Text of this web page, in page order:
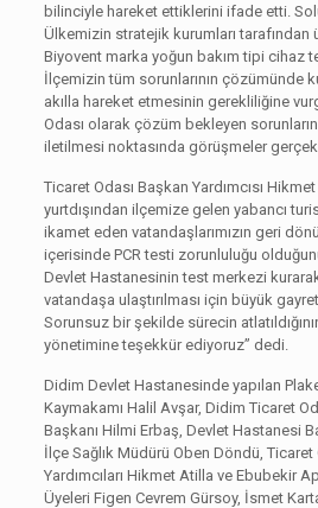
bilinciyle hareket ettiklerini ifade etti.
Ülkemizin stratejik kurumları tarafından
Biyovent marka yoğun bakım tipi cihaz
İlçemizin tüm sorunlarının çözümünde
akılla hareket etmesinin gerekliliğine
Odası olarak çözüm bekleyen
iletilmesi noktasında görüşmeler
Ticaret Odası Başkan Yardımcısı
yurtdışından ilçemize gelen yabancı
ikamet eden vatandaşlarımızın geri
içerisinde PCR testi zorunluluğu
Devlet Hastanesinin test merkezi kurarak
vatandaşa ulaştırılması için büyük
Sorunsuz bir şekilde sürecin
yönetimine teşekkür ediyoruz” dedi.
Didim Devlet Hastanesinde yapılan
Kaymakamı Halil Avşar, Didim Ticaret
Başkanı Hilmi Erbaş, Devlet Hastanesi
İlçe Sağlık Müdürü Oben Döndü, Ticaret
Yardımcıları Hikmet Atilla ve Ebubekir
Üyeleri Figen Cevrem Gürsoy, İsmet